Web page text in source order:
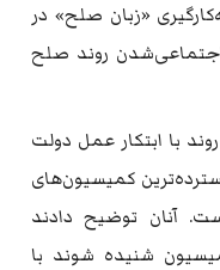
«زبان صلح» در
اجتماعی‌شدن روند صلح
با ابتکار عمل دولت
کمیسیون‌های
آنان توضیح دادند
شنیده شوند با